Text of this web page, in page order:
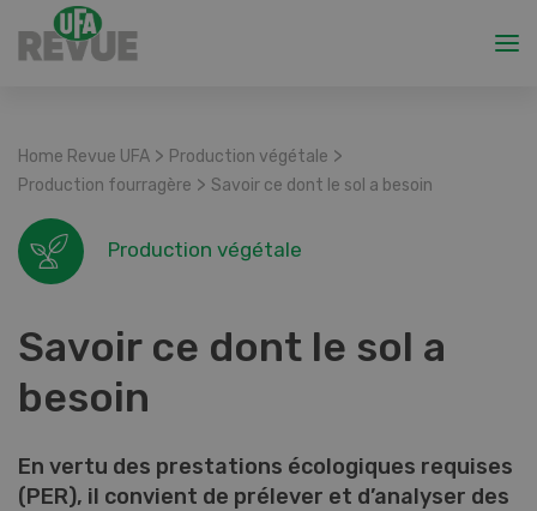
Home Revue UFA > Production végétale >
Production fourragère > Savoir ce dont le sol a besoin
Production végétale
Savoir ce dont le sol a
besoin
En vertu des prestations écologiques requises
(PER), il convient de prélever et d’analyser des